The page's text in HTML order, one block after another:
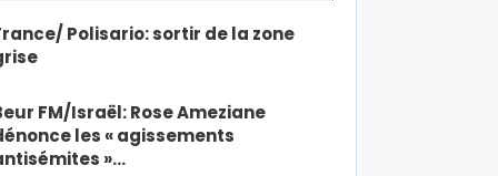
Polisario: sortir de la zone
FM/Israël: Rose Ameziane
les « agissements
»…